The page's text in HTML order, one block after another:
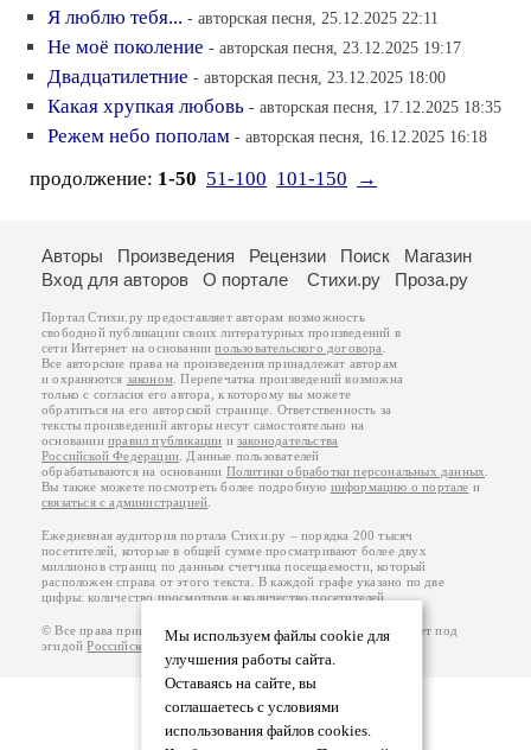
Я люблю тебя... - авторская песня, 25.12.2025 22:11
Не моё поколение - авторская песня, 23.12.2025 19:17
Двадцатилетние - авторская песня, 23.12.2025 18:00
Какая хрупкая любовь - авторская песня, 17.12.2025 18:35
Режем небо пополам - авторская песня, 16.12.2025 16:18
продолжение: 1-50 51-100 101-150 →
Мы используем файлы cookie для
улучшения работы сайта.
Оставаясь на сайте, вы
соглашаетесь с условиями
использования файлов cookies.
Авторы Произведения Рецензии Поиск
Магазин
Вход для авторов
О портале Стихи.ру Проза.ру
Портал Стихи.ру предоставляет авторам возможность
свободной публикации своих литературных произведений в
сети Интернет на основаниипользовательского договора
Все авторские права на произведения принадлежат авторам
и охраняются законом . Перепечатка произведений возможна
только с согласия его автора, к которому вы можете
обратиться на его авторской странице. Ответственность за
тексты произведений авторы несут самостоятельно на
основанииправил публикации изаконодательства
Российской Федерации . Данные пользователей
обрабатываются на основании Политики обработки персональных данных
Вы также можете посмотреть более подробную информацию о портале и
связаться с администрацией
Ежедневная аудитория портала Стихи.ру – порядка 200 тысяч
посетителей, которые в общей сумме просматривают более двух
миллионов страниц по данным счетчика посещаемости, который
расположен справа от этого текста. В каждой графе указано по две
цифры: количество просмотров и количество посетителей.
© Все права принадлежат авторам, 2000-2026. Портал работает под
эгидойРоссийского союза писателей 18+